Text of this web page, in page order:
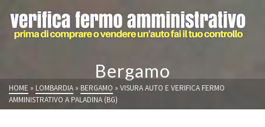
Bergamo
HOME » LOMBARDIA » BERGAMO » VISURA AUTO E VERIFICA FERMO
AMMINISTRATIVO A PALADINA (BG)